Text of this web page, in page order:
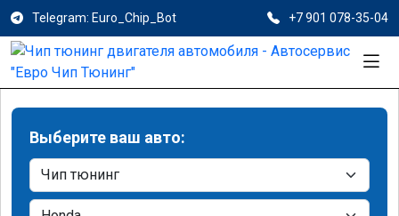
Telegram: Euro_Chip_Bot +7 901 078-35-04
Выберите ваш авто: